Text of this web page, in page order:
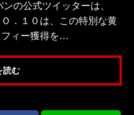
の公式ツイッターは、
．１０は、この特別な黄
フィー獲得を…
読む